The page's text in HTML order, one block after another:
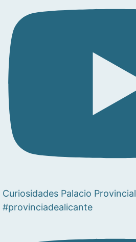
Curiosidades Palacio Provincial
#provinciadealicante